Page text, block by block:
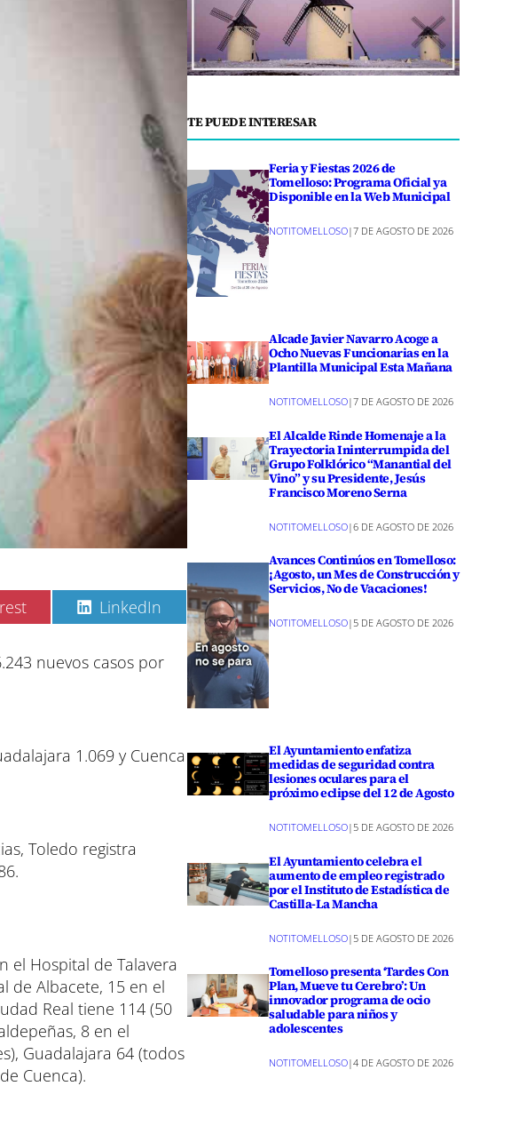
C
o
p
a
e
n
LinkedIn
nuevos casos por
1.069 y Cuenca
Toledo registra
el Hospital de Talavera
de Albacete, 15 en el
Real tiene 114 (50
8 en el
Guadalajara 64 (todos
Cuenca).
TE PUEDE INTERESAR
Feria y Fiestas 2026 de
Tomelloso: Programa Oficial ya
Disponible en la Web Municipal
NOTITOMELLOSO|7 DE AGOSTO DE 2026
Alcade Javier Navarro Acoge a
Ocho Nuevas Funcionarias en la
Plantilla Municipal Esta Mañana
NOTITOMELLOSO|7 DE AGOSTO DE 2026
El Alcalde Rinde Homenaje a la
Trayectoria Ininterrumpida del
Grupo Folklórico “Manantial del
Vino” y su Presidente, Jesús
Francisco Moreno Serna
NOTITOMELLOSO|6 DE AGOSTO DE 2026
Avances Continúos en Tomelloso:
¡Agosto, un Mes de Construcción y
Servicios, No de Vacaciones!
NOTITOMELLOSO|5 DE AGOSTO DE 2026
El Ayuntamiento enfatiza
medidas de seguridad contra
lesiones oculares para el
próximo eclipse del 12 de Agosto
NOTITOMELLOSO| 5 DE AGOSTO DE 2026
El Ayuntamiento celebra el
aumento de empleo registrado
por el Instituto de Estadística de
Castilla-La Mancha
NOTITOMELLOSO| 5 DE AGOSTO DE 2026
Tomelloso presenta ‘Tardes Con
Plan, Mueve tu Cerebro’: Un
innovador programa de ocio
saludable para niños y
adolescentes
NOTITOMELLOSO|4 DE AGOSTO DE 2026